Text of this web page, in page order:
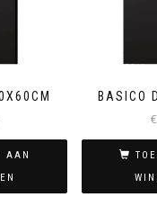
AAN
BASICO
€